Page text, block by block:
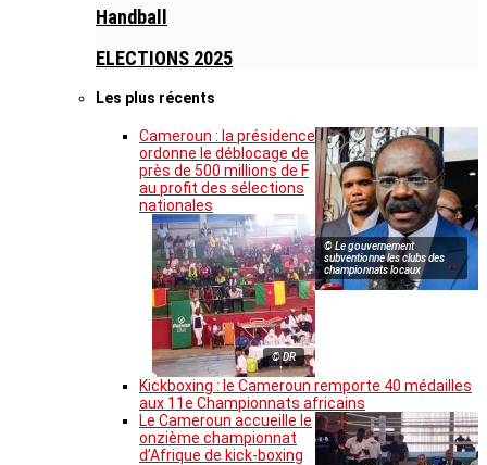
Handball
ELECTIONS 2025
Les plus récents
© Le gouvernement
subventionne les clubs des
championnats locaux
Cameroun : la présidence
ordonne le déblocage de
près de 500 millions de F
au profit des sélections
nationales
© DR
Kickboxing : le Cameroun remporte 40 médailles
aux 11e Championnats africains
Le Cameroun accueille le
onzième championnat
d’Afrique de kick-boxing